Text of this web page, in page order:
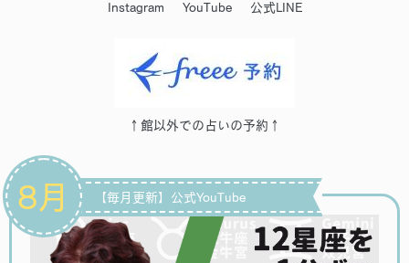
Instagram YouTube 公式LINE
↑館以外での占いの予約↑
【毎月更新】公式YouTube
8月